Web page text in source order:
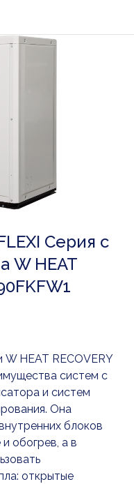
Серия с
W HEAT
HEAT RECOVERY
систем с
и систем
Она
блоков
обогрев, а в
открытые